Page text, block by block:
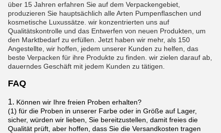
über 15 Jahren erfahren Sie auf dem Verpackengebiet,
produzieren Sie hauptsächlich alle Arten Pumpenflaschen und
kosmetische Luxussätze. wir konzentrierten uns auf
Qualitätskontrolle und das Entwerfen von neuen Produkten, um
den Marktbedarf zu erfüllen. Jetzt haben wir mehr, als 150
Angestellte, wir hoffen, jedem unserer Kunden zu helfen, das
beste Verpacken für ihre Produkte zu finden. wir zielen darauf ab,
dauerndes Geschäft mit jedem Kunden zu tätigen.
FAQ
1. Können wir Ihre freien Proben erhalten?
(1) für die Proben in unserer Farbe oder in Größe auf Lager,
sicher, würden wir lieben, Sie bereitzustellen, damit freies die
Qualität prüft, aber hoffen, dass Sie die Versandkosten tragen